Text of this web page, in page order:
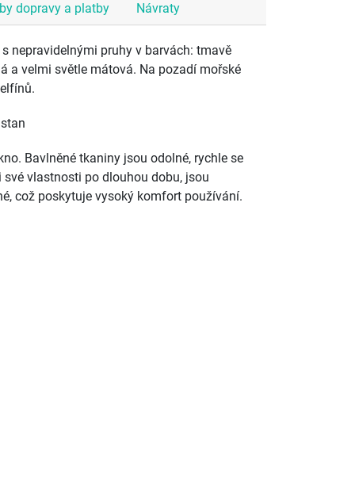
dopravy a platby Návraty
nepravidelnými pruhy v barvách: tmavě
a velmi světle mátová. Na pozadí mořské
Bavlněné tkaniny jsou odolné, rychle se
vlastnosti po dlouhou dobu, jsou
což poskytuje vysoký komfort používání.